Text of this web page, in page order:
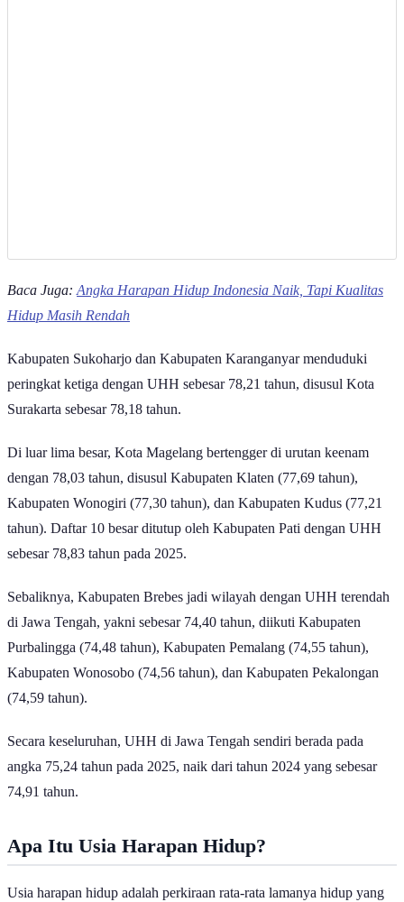
Baca Juga: Angka Harapan Hidup Indonesia Naik, Tapi Kualitas
Hidup Masih Rendah
Kabupaten Sukoharjo dan Kabupaten Karanganyar menduduki
peringkat ketiga dengan UHH sebesar 78,21 tahun, disusul Kota
Surakarta sebesar 78,18 tahun.
Di luar lima besar, Kota Magelang bertengger di urutan keenam
dengan 78,03 tahun, disusul Kabupaten Klaten (77,69 tahun),
Kabupaten Wonogiri (77,30 tahun), dan Kabupaten Kudus (77,21
tahun). Daftar 10 besar ditutup oleh Kabupaten Pati dengan UHH
sebesar 78,83 tahun pada 2025.
Sebaliknya, Kabupaten Brebes jadi wilayah dengan UHH terendah
di Jawa Tengah, yakni sebesar 74,40 tahun, diikuti Kabupaten
Purbalingga (74,48 tahun), Kabupaten Pemalang (74,55 tahun),
Kabupaten Wonosobo (74,56 tahun), dan Kabupaten Pekalongan
(74,59 tahun).
Secara keseluruhan, UHH di Jawa Tengah sendiri berada pada
angka 75,24 tahun pada 2025, naik dari tahun 2024 yang sebesar
74,91 tahun.
Apa Itu Usia Harapan Hidup?
Usia harapan hidup adalah perkiraan rata-rata lamanya hidup yang